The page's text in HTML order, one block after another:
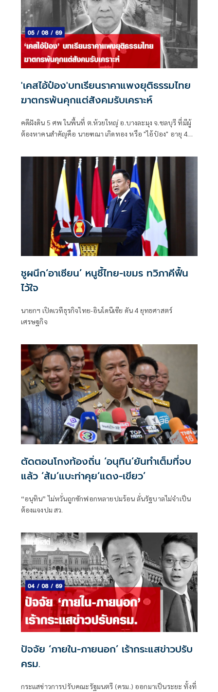
'เคสไอ้ป๋อง'บทเรียนราคาแพงยุติธรรมไทย
ฆาตกรพ้นคุกแต่สังคมรับเคราะห์
คดีฝังดิน 5 ศพ ในพื้นที่ ต.ห้วยใหญ่ อ.บางละมุง จ.ชลบุรี ที่มีผู้
ต้องหาคนสำคัญคือ นายฑณา เกิดทอง หรือ "ไอ้ป๋อง" อายุ 43
ชูผนึก‘อาเซียน’ หนูชี้ไทย-เขมร ทวิภาคีฟื้น
ไว้ใจ
นายกฯ เปิดเวทีธุรกิจไทย-อินโดนีเซีย ดัน 4 ยุทธศาสตร์
เศรษฐกิจ
ตัดตอนโกงท้องถิ่น ‘อนุทิน’ยันทำเต็มที่จบ
แล้ว ‘ส้ม’แบะท่าคุย‘แดง-เขียว’
“อนุทิน” ไม่หวั่นถูกซักฟอกหลายปมร้อน ลั่นรัฐบาลไม่จำเป็น
ต้องแจงปม สว.
ปัจจัย ‘ภายใน-ภายนอก’ เร้ากระแสข่าวปรับ
ครม.
กระแสข่าวการปรับคณะรัฐมนตรี (ครม.) ออกมาเป็นระยะ ทั้งที่